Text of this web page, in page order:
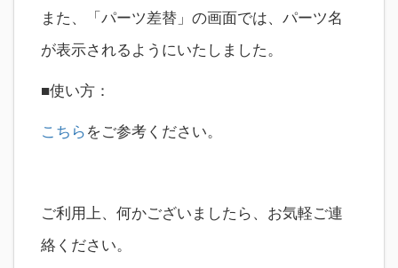
また、「パーツ差替」の画面では、パーツ名
が表示されるようにいたしました。
■使い方：
こちらをご参考ください。
ご利用上、何かございましたら、お気軽ご連
絡ください。